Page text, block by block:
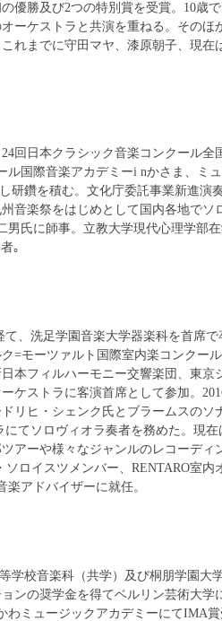
優勝及び2つの特別賞を受賞。10歳
ーケストラと共演を重ねる。そのほ
れまでに守田マヤ、漆原朝子、現在
回日本クラシック音楽コンクール全
国際音楽アカデミーi nかさま、ミ
研鑽を積む。文化庁委託事業新進演
音楽祭をはじめとして国内各地でソ
男氏に師事。立教大学現代心理学部
｡
、洗足学園音楽大学器楽科を首席
=モーツァルト国際室内楽コンクー
本フィルハーモニー交響楽団、東京
ケストラに客演首席として参加。
リヒ・シェンク氏とブラームスのソ
てソロヴィオラ奏者を務めた。現
アーや様々なジャンルのレコーディ
ロイスツメンバー、RENTARO室内
アドバイザーに就任。
学校音楽科（共学）及び桐朋学園大
ンの奨学金を得てベルリン芸術大学
わミュージックアカデミーにてIMA